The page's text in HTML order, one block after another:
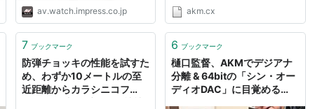
av.watch.impress.co.jp akm.cx
7 ブックマーク
防弾チョッキの性能を試すた
め、わずか10メートルの至
近距離からカラシニコフ
6 ブックマーク
樋口監督、AKMでデジアナ
分離 & 64bitの「シン・オー
ディオDAC」に目覚める